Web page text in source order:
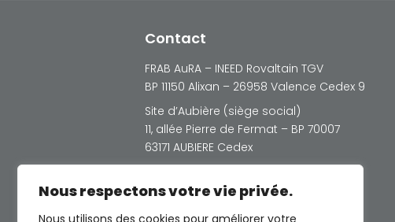
Nous respectons votre vie privée.
Nous utilisons des cookies pour améliorer votre
Contact
FRAB AuRA – INEED Rovaltain TGV
BP 11150 Alixan – 26958 Valence Cedex 9
Site d’Aubière (siège social)
11, allée Pierre de Fermat – BP 70007
63171 AUBIERE Cedex